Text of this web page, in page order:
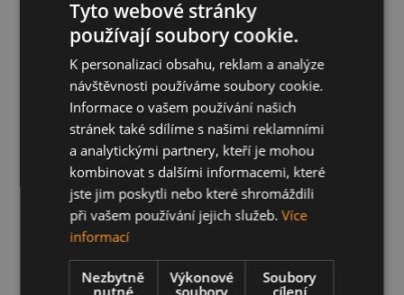
Tyto webové stránky
používají soubory cookie.
K personalizaci obsahu, reklam a analýze
návštěvnosti používáme soubory cookie.
Informace o vašem používání našich
stránek také sdílíme s našimi reklamními
a analytickými partnery, kteří je mohou
kombinovat s dalšími informacemi, které
jste jim poskytli nebo které shromáždili
při vašem používání jejich služeb.Více
informací
Nezbytně
nutné
Výkonové
soubory
Soubory
cílení